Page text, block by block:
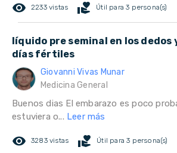
remove_red_eye 2233 vistas volunteer_activism Útil para 3 persona(s)
líquido pre seminal en los
días fértiles
Giovanni Vivas Munar
Medicina General
Buenos dias El embarazo es poco
estuviera o... Leer más
remove_red_eye 3283 vistas volunteer_activism Útil para 3 persona(s)